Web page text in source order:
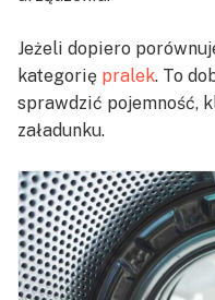
Jeżeli dopiero
kategorię pralek. To
sprawdzić pojemność,
załadunku.